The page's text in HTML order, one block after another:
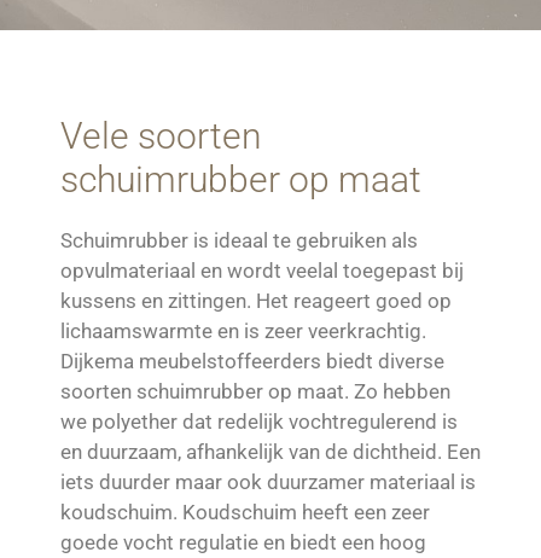
Vele soorten
schuimrubber op maat
Schuimrubber is ideaal te gebruiken als
opvulmateriaal en wordt veelal toegepast bij
kussens en zittingen. Het reageert goed op
lichaamswarmte en is zeer veerkrachtig.
Dijkema meubelstoffeerders biedt diverse
soorten schuimrubber op maat. Zo hebben
we polyether dat redelijk vochtregulerend is
en duurzaam, afhankelijk van de dichtheid. Een
iets duurder maar ook duurzamer materiaal is
koudschuim. Koudschuim heeft een zeer
goede vocht regulatie en biedt een hoog